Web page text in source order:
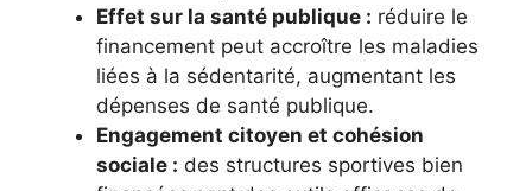
Effet sur la santé publique : réduire le
financement peut accroître les maladies
liées à la sédentarité, augmentant les
dépenses de santé publique.
Engagement citoyen et cohésion
sociale : des structures sportives bien